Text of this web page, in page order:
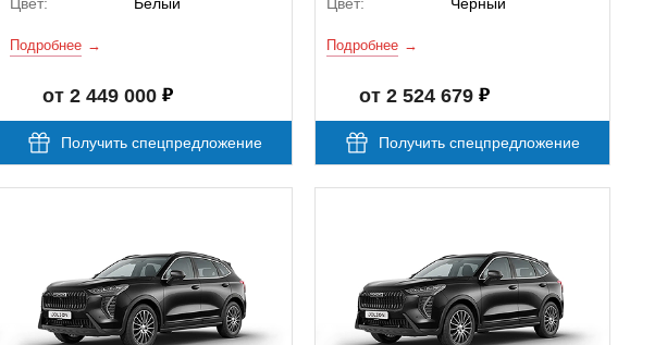
Цвет:
Белый
Подробнее
от 2 449 000
Получить спецпредложение
Цвет:
Черный
Подробнее
от 2 524 679
Получить спецпредложение